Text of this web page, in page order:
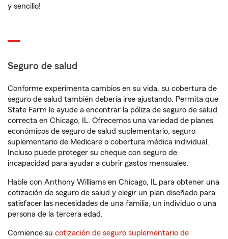
y sencillo!
Seguro de salud
Conforme experimenta cambios en su vida, su cobertura de
seguro de salud también debería irse ajustando. Permita que
State Farm le ayude a encontrar la póliza de seguro de salud
correcta en Chicago, IL. Ofrecemos una variedad de planes
económicos de seguro de salud suplementario, seguro
suplementario de Medicare o cobertura médica individual.
Incluso puede proteger su cheque con seguro de
incapacidad para ayudar a cubrir gastos mensuales.
Hable con Anthony Williams en Chicago, IL para obtener una
cotización de seguro de salud y elegir un plan diseñado para
satisfacer las necesidades de una familia, un individuo o una
persona de la tercera edad.
Comience su cotización de seguro suplementario de